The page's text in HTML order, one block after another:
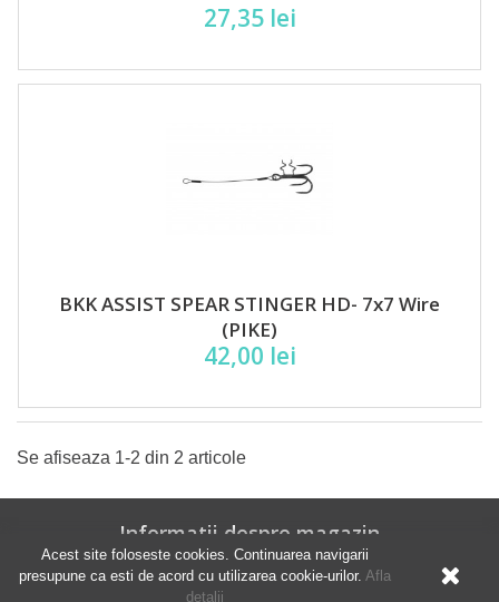
27,35 lei
BKK ASSIST SPEAR STINGER HD- 7x7 Wire
(PIKE)
42,00 lei
Se afiseaza 1-2 din 2 articole
Informatii despre magazin
S.C. Givadi S.R.L.
Acest site foloseste cookies. Continuarea navigarii
presupune ca esti de acord cu utilizarea cookie-urilor. Afla
detalii